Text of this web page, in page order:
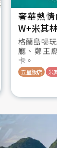
奢華熱
W+米其
格蘭島暢
廳、鄭王
卡。
五星飯店 米